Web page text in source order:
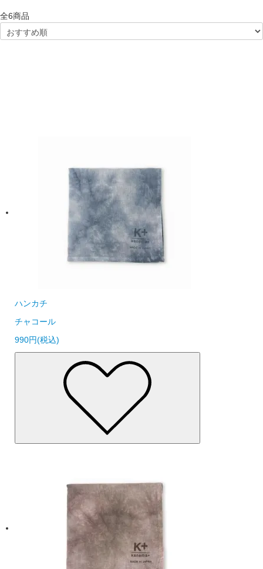
全6商品
ハンカチ
チャコール
990円(税込)